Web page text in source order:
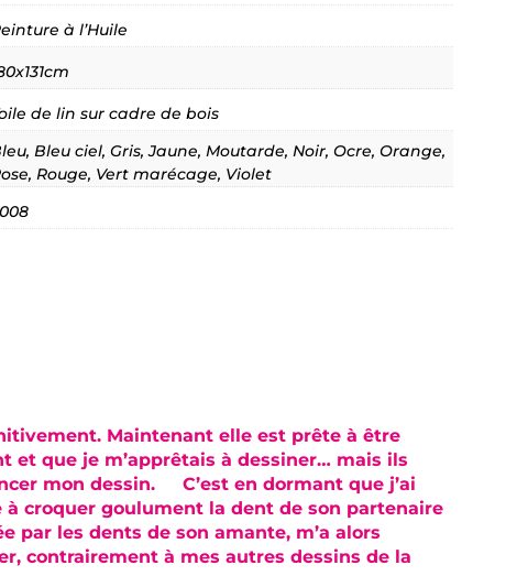
d’un
verre
-
Le
baiser
Arc
en
ciel
à l’Huile
de lin sur cadre de bois
Bleu ciel, Gris, Jaune, Moutarde, Noir, Ocre, Orange,
Rouge, Vert marécage, Violet
Maintenant elle est prête à être
et que je m’apprêtais à dessiner… mais ils
mon dessin. C’est en dormant que j’ai
à croquer goulument la dent de son partenaire
par les dents de son amante, m’a alors
contrairement à mes autres dessins de la